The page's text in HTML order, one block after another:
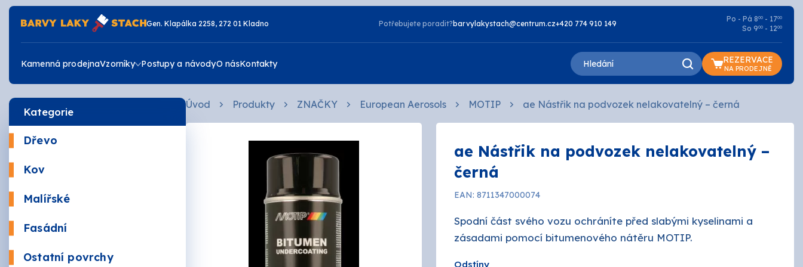
Gen. Klapálka 2258, 272 01 Kladno Potřebujete poradit? barvylakystach@centrum.cz+420 774 910 149
Po - Pá 800 - 1700
So 900 - 1200
Kamenná prodejnaVzorníky
Vzorník TIKKURILA
Postupy a návodyO násKontakty REZERVACE
NA PRODEJNĚ
Kategorie
Dřevo
Lazury a oleje
Mořidla
Kov
Žáruvzdorné
Malířské
Omyvatelné Otěruvzdorné Penetrace
Zdravé bydlení
Fasádní
Akrylátové Silikonové Silikátové
Ostatní povrchy
Úvod Produkty ZNAČKY European Aerosols MOTIP ae Nástřik na podvozek nelakovatelný – černá
ae Nástřik na podvozek nelakovatelný –
černá
EAN: 8711347000074
Spodní část svého vozu ochráníte před slabými kyselinami a
zásadami pomocí bitumenového nátěru MOTIP.
Odstíny